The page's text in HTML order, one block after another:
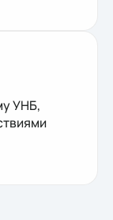
УНБ,